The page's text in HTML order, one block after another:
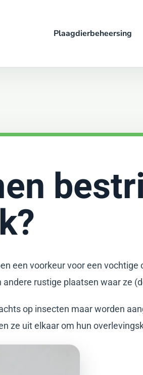
Plaagdierbeheersing
een voorkeur voor een
rustige plaatsen waar ze
op insecten maar worden
ze uit elkaar om hun